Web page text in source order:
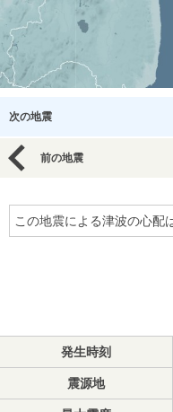
次の地震
前の地震
この地震による津波の心配
発生時刻
震源地